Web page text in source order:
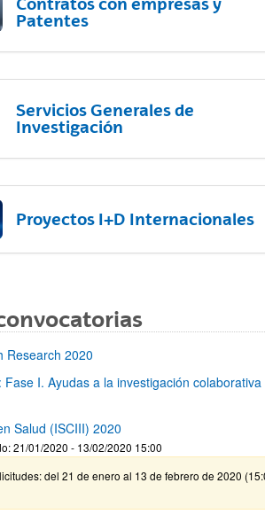
Patentes
Servicios Generales de
Investigación
Proyectos I+D Internacionales
Research 2020
I. Ayudas a la investigación colaborativa
Salud (ISCIII) 2020
21/01/2020 - 13/02/2020 15:00
del 21 de enero al 13 de febrero de 2020